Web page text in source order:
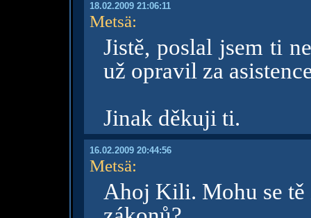
18.02.2009 21:06:11
Metsä:
Jistě, poslal jsem ti
už opravil za
Jinak děkuji ti.
16.02.2009 20:44:56
Metsä:
Ahoj Kili. Mohu se tě